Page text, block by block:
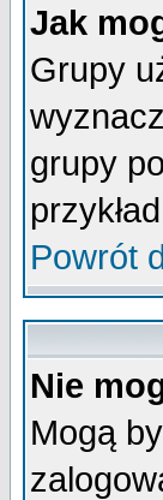
Jak
Grupy
grupy
Powrót
Nie
Mogą